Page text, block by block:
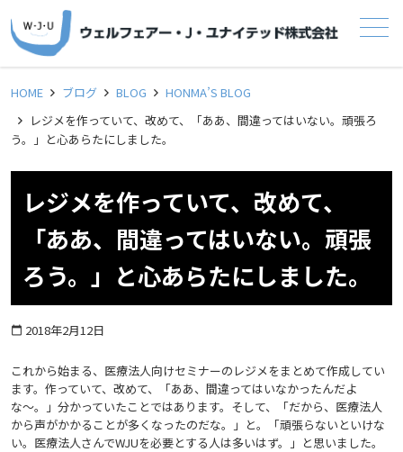
メニュー
HOME ブログ BLOG
HONMA’S BLOG
レジメを作っていて、改めて、「ああ、間違ってはいない。頑張ろ
う。」と心あらたにしました。
レジメを作っていて、改めて、
「ああ、間違ってはいない。頑張
ろう。」と心あらたにしました。
calendar_today 2018年2月12日
これから始まる、医療法人向けセミナーのレジメをまとめて作成してい
ます。作っていて、改めて、「ああ、間違ってはいなかったんだよ
な〜。」分かっていたことではあります。そして、「だから、医療法人
から声がかかることが多くなったのだな。」と。「頑張らないといけな
い。医療法人さんでWJUを必要とする人は多いはず。」と思いました。